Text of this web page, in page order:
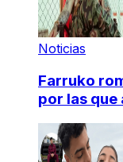
Noticias
Farruko
por las que